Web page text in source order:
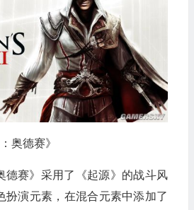
奥德赛》
德赛》采用了《起源》的战斗风
扮演元素，在混合元素中添加了